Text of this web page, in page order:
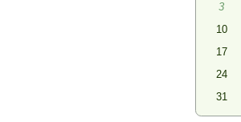
3
10
17
24
31